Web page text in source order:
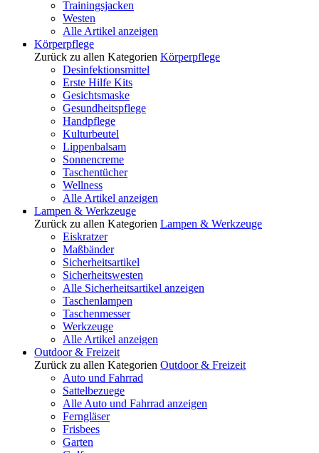
Trainingsjacken
Westen
Alle Artikel anzeigen
Körperpflege
Zurück zu allen Kategorien Körperpflege
Desinfektionsmittel
Erste Hilfe Kits
Gesichtsmaske
Gesundheitspflege
Handpflege
Kulturbeutel
Lippenbalsam
Sonnencreme
Taschentücher
Wellness
Alle Artikel anzeigen
Lampen & Werkzeuge
Zurück zu allen Kategorien Lampen & Werkzeuge
Eiskratzer
Maßbänder
Sicherheitsartikel
Sicherheitswesten
Alle Sicherheitsartikel anzeigen
Taschenlampen
Taschenmesser
Werkzeuge
Alle Artikel anzeigen
Outdoor & Freizeit
Zurück zu allen Kategorien Outdoor & Freizeit
Auto und Fahrrad
Sattelbezuege
Alle Auto und Fahrrad anzeigen
Ferngläser
Frisbees
Garten